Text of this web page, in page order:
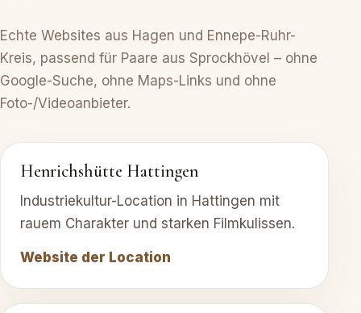
Echte Websites aus Hagen und Ennepe-Ruhr-
Kreis, passend für Paare aus Sprockhövel – ohne
Google-Suche, ohne Maps-Links und ohne
Foto-/Videoanbieter.
Henrichshütte Hattingen
Industriekultur-Location in Hattingen mit
rauem Charakter und starken Filmkulissen.
Website der Location